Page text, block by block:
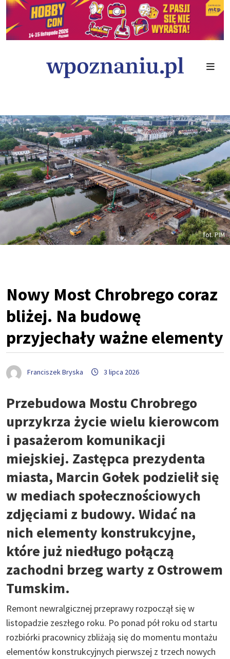
fot. PIM
Nowy Most Chrobrego coraz
bliżej. Na budowę
przyjechały ważne elementy
Franciszek Bryska 3 lipca 2026
Przebudowa Mostu Chrobrego
uprzykrza życie wielu kierowcom
i pasażerom komunikacji
miejskiej. Zastępca prezydenta
miasta, Marcin Gołek podzielił się
w mediach społecznościowych
zdjęciami z budowy. Widać na
nich elementy konstrukcyjne,
które już niedługo połączą
zachodni brzeg warty z Ostrowem
Tumskim.
Remont newralgicznej przeprawy rozpoczął się w
listopadzie zeszłego roku. Po ponad pół roku od startu
rozbiórki pracownicy zbliżają się do momentu montażu
elementów konstrukcyjnych pierwszej z trzech nowych